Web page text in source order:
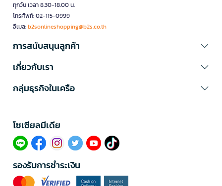
ทุกวัน เวลา 8.30-18.00 น.
โทรศัพท์: 02-115-0999
อีเมล:b2sonlineshopping@b2s.co.th
การสนับสนุนลูกค้า
เกี่ยวกับเรา
กลุ่มธุรกิจในเครือ
โซเซียลมีเดีย​
รองรับการชำระเงิน